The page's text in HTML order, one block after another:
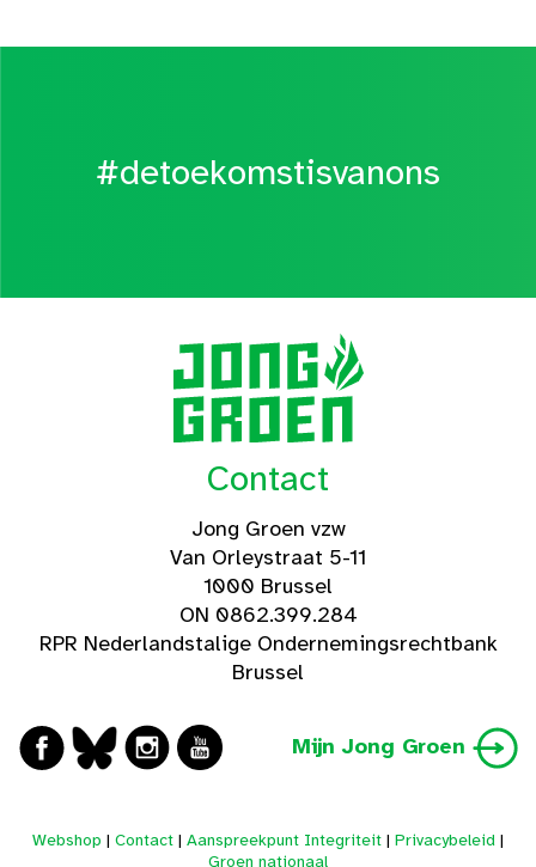
#detoekomstisvanons
Contact
Jong Groen vzw
Van Orleystraat 5-11
1000 Brussel
ON 0862.399.284
RPR Nederlandstalige Ondernemingsrechtbank
Brussel
Mijn Jong Groen
Webshop | Contact | Aanspreekpunt Integriteit | Privacybeleid |
Groen nationaal